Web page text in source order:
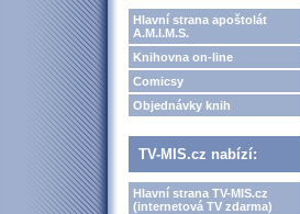
Hlavní strana apoštolát
A.M.I.M.S.
Knihovna on-line
Comicsy
Objednávky knih
TV-MIS.cz nabízí:
Hlavní strana TV-MIS.cz
(internetová TV zdarma)